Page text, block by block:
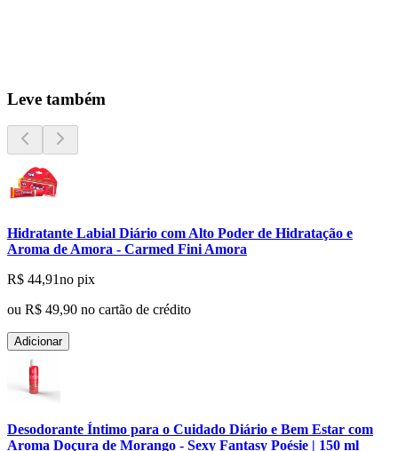
Leve também
Hidratante Labial Diário com Alto Poder de Hidratação e
Aroma de Amora - Carmed Fini Amora
R$ 44,91no pix
ou R$ 49,90 no cartão de crédito
Adicionar
Desodorante Íntimo para o Cuidado Diário e Bem Estar com
Aroma Doçura de Morango - Sexy Fantasy Poésie | 150 ml